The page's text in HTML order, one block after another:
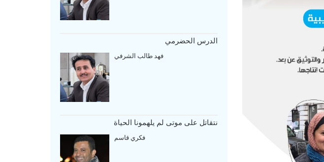
الدرس الحضرمي
فهد طالب الشرفي
نتقاتل على موتى لم يلهمونا الحياة
فكري قاسم